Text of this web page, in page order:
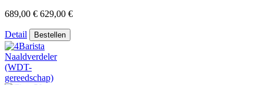
689,00 € 629,00 €
Detail Bestellen